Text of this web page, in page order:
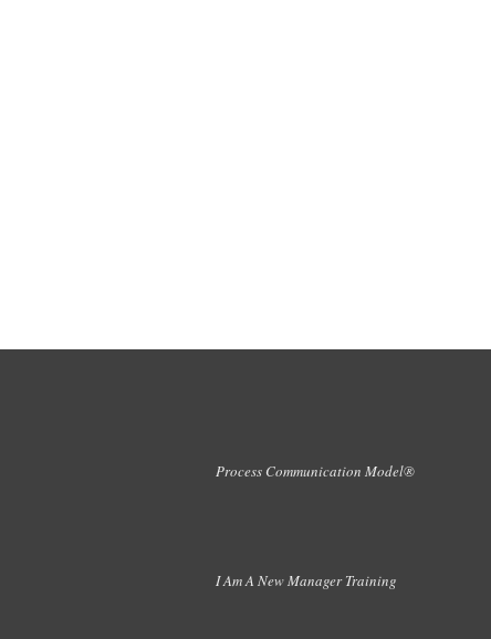
Process Communication Model®
I Am A New Manager Training